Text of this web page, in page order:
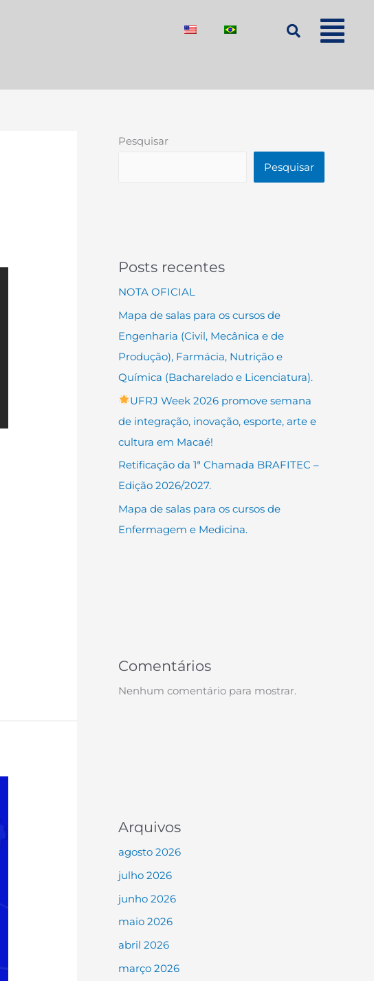
Pesquisar
Pesquisar
Posts recentes
NOTA OFICIAL
Mapa de salas para os cursos de
Engenharia (Civil, Mecânica e de
Produção), Farmácia, Nutrição e
Química (Bacharelado e Licenciatura).
UFRJ Week 2026 promove semana
de integração, inovação, esporte, arte e
cultura em Macaé!
Retificação da 1ª Chamada BRAFITEC –
Edição 2026/2027.
Mapa de salas para os cursos de
Enfermagem e Medicina.
Comentários
Nenhum comentário para mostrar.
Arquivos
agosto 2026
julho 2026
junho 2026
maio 2026
abril 2026
março 2026